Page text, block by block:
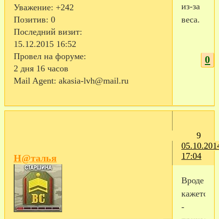
Уважение: +242
Позитив: 0
Последний визит:
15.12.2015 16:52
Провел на форуме:
2 дня 16 часов
Mail Agent: akasia-lvh@mail.ru
из-за
веса.
0
9
17:04
Н@талья
Вроде
кажется
-